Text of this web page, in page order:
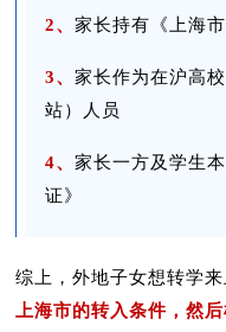
2、 家长持有《上海
3、 家长作为在沪高
站）人员
4、 家长一方及学生
证》
综上，外地子女想转学来
上海市的转入条件，然